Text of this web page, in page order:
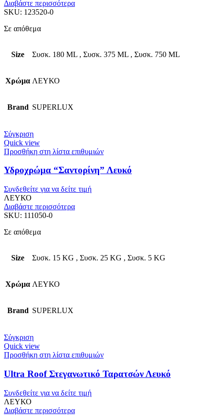
Διαβάστε περισσότερα
SKU: 123520-0
Σε απόθεμα
Size Συσκ. 180 ML , Συσκ. 375 ML , Συσκ. 750 ML
Χρώμα ΛΕΥΚΟ
Brand SUPERLUX
Σύγκριση
Quick view
Προσθήκη στη λίστα επιθυμιών
Υδροχρώμα “Σαντορίνη” Λευκό
Συνδεθείτε για να δείτε τιμή
ΛΕΥΚΟ
Διαβάστε περισσότερα
SKU: 111050-0
Σε απόθεμα
Size Συσκ. 15 KG , Συσκ. 25 KG , Συσκ. 5 KG
Χρώμα ΛΕΥΚΟ
Brand SUPERLUX
Σύγκριση
Quick view
Προσθήκη στη λίστα επιθυμιών
Ultra Roof Στεγανωτικό Ταρατσών Λευκό
Συνδεθείτε για να δείτε τιμή
ΛΕΥΚΟ
Διαβάστε περισσότερα